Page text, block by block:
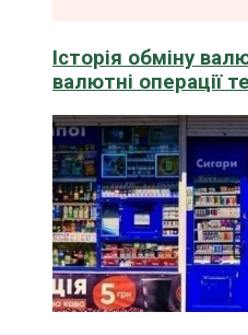
Історія обміну
валютні операції